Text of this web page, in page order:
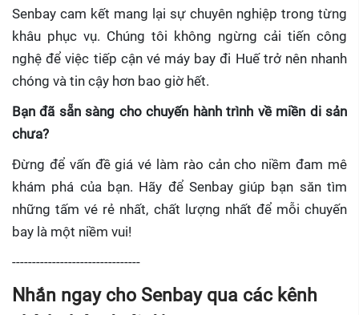
Senbay cam kết mang lại sự chuyên nghiệp trong từng
khâu phục vụ. Chúng tôi không ngừng cải tiến công
nghệ để việc tiếp cận vé máy bay đi Huế trở nên nhanh
chóng và tin cậy hơn bao giờ hết.
Bạn đã sẵn sàng cho chuyến hành trình về miền di sản
chưa?
Đừng để vấn đề giá vé làm rào cản cho niềm đam mê
khám phá của bạn. Hãy để Senbay giúp bạn săn tìm
những tấm vé rẻ nhất, chất lượng nhất để mỗi chuyến
bay là một niềm vui!
--------------------------------
Nhắn ngay cho Senbay qua các kênh